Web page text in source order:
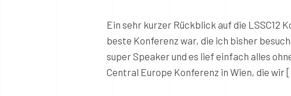
Ein sehr kurzer Rückblick auf die LSSC12
beste Konferenz war, die ich bisher
super Speaker und es lief einfach alles
Central Europe Konferenz in Wien, die wir